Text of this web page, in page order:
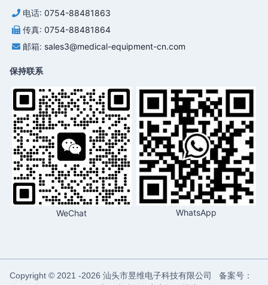
电话: 0754-88481863
传真: 0754-88481864
邮箱: sales3@medical-equipment-cn.com
保持联系
WeChat WhatsApp
Copyright © 2021 -2026 汕头市昱维电子科技有限公司 备案号：